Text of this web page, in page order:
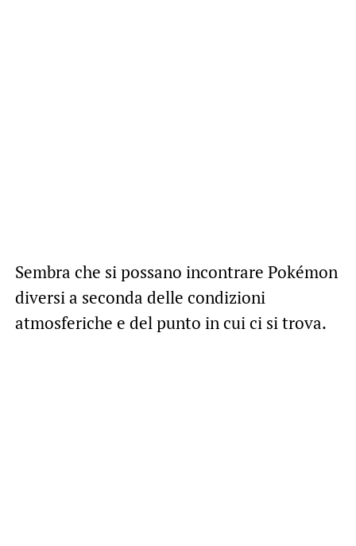
Sembra che si possano incontrare Pokémon
diversi a seconda delle condizioni
atmosferiche e del punto in cui ci si trova.